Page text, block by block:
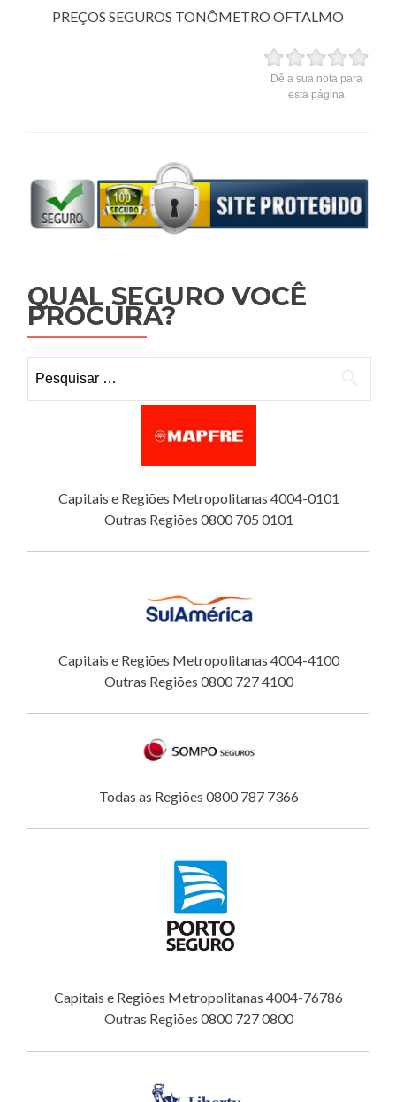
PREÇOS SEGUROS TONÔMETRO OFTALMO
Dê a sua nota para
esta página
QUAL SEGURO VOCÊ
PROCURA?
Capitais e Regiões Metropolitanas 4004-0101
Outras Regiões 0800 705 0101
Capitais e Regiões Metropolitanas 4004-4100
Outras Regiões 0800 727 4100
Todas as Regiões 0800 787 7366
Capitais e Regiões Metropolitanas 4004-76786
Outras Regiões 0800 727 0800